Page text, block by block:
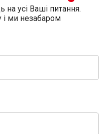
на усі Ваші питання.
і ми незабаром